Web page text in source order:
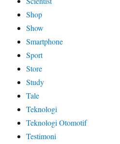
Shop
Show
Smartphone
Sport
Store
Study
Tale
Teknologi
Teknologi Otomotif
Testimoni